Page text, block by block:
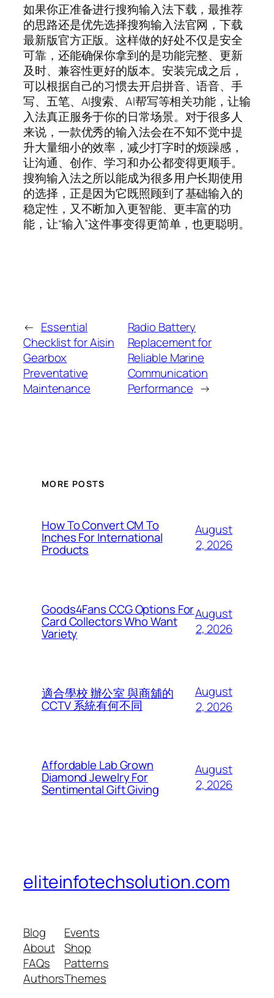
如果你正准备进行搜狗输入法下载，最推荐
的思路还是优先选择搜狗输入法官网，下载
最新版官方正版。这样做的好处不仅是安全
可靠，还能确保你拿到的是功能完整、更新
及时、兼容性更好的版本。安装完成之后，
可以根据自己的习惯去开启拼音、语音、手
写、五笔、AI搜索、AI帮写等相关功能，让输
入法真正服务于你的日常场景。对于很多人
来说，一款优秀的输入法会在不知不觉中提
升大量细小的效率，减少打字时的烦躁感，
让沟通、创作、学习和办公都变得更顺手。
搜狗输入法之所以能成为很多用户长期使用
的选择，正是因为它既照顾到了基础输入的
稳定性，又不断加入更智能、更丰富的功
能，让“输入”这件事变得更简单，也更聪明。
← Essential
Checklist for Aisin
Gearbox
Preventative
Maintenance
Radio Battery
Replacement for
Reliable Marine
Communication
Performance →
MORE POSTS
How To Convert CM To
Inches For International
Products
August
2, 2026
Goods4Fans CCG Options For
Card Collectors Who Want
Variety
August
2, 2026
適合學校 辦公室 與商舖的
CCTV 系統有何不同
August
2, 2026
Affordable Lab Grown
Diamond Jewelry For
Sentimental Gift Giving
August
2, 2026
eliteinfotechsolution.com
Blog
About
FAQs
Authors
Events
Shop
Patterns
Themes